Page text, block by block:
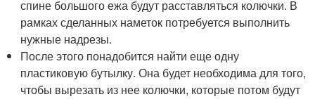
спине большого ежа будут расставляться колючки. В
рамках сделанных наметок потребуется выполнить
нужные надрезы.
После этого понадобится найти еще одну
пластиковую бутылку. Она будет необходима для того,
чтобы вырезать из нее колючки, которые потом будут